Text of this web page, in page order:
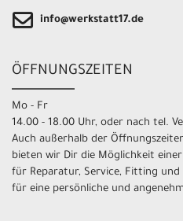
info@werkstatt17.de
ÖFFNUNGSZEITEN
Mo - Fr
14.00 - 18.00 Uhr, oder nach tel.
Auch außerhalb der
bieten wir Dir die Möglichkeit
für Reparatur, Service, Fitting und
für eine persönliche und